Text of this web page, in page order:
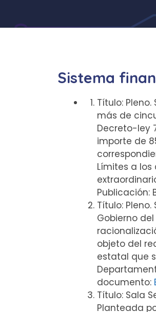
Sistema
Título:
más de
Decreto-ley
importe de
Límites a
Publicación:
Título:
Gobierno
objeto del
estatal que
documento:
Título: Sala
Planteada